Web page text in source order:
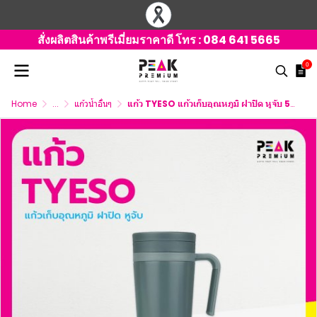
สั่งผลิตสินค้าพรีเมี่ยมราคาดี โทร :084 641 5665
0
Home ... แก้วน้ำอื่นๆ แก้ว TYESO แก้วเก็บอุณหภูมิ ฝาปิด หูจับ 500 ml.